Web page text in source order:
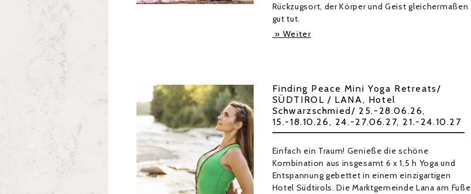
Rückzugsort, der Körper und Geist gleichermaßen
gut tut.
» Weiter
Finding Peace Mini Yoga Retreats/
SÜDTIROL / LANA, Hotel
Schwarzschmied/ 25.-28.06.26,
15.-18.10.26, 24.-27.06.27, 21.-24.10.27
Einfach ein Traum! Genieße die schöne
Kombination aus insgesamt 6 x 1,5 h Yoga und
Entspannung gebettet in einem einzigartigen
Hotel Südtirols. Die Marktgemeinde Lana am Fuße